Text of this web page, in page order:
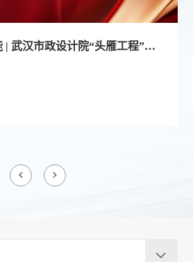
头雁领航 蓄势赋能 | 武汉市政设计院“头雁工程”培训班(第一期)在武汉市委党校举办